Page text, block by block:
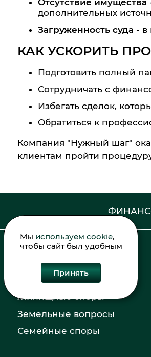
дополнительных
Загруженность суда - в
КАК УСКОРИТЬ
Подготовить полный
Сотрудничать с
Избегать сделок,
Обратиться к
Компания "Нужный шаг"
клиентам пройти
Банкротство
Жилищные споры
Земельные вопросы
Семейные споры
Мы используем cookie,
чтобы сайт был удобным
Принять